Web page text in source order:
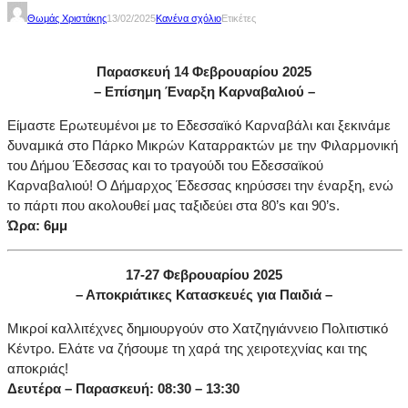
Θωμάς Χριστάκης13/02/2025Κανένα σχόλιοΕτικέτες
Παρασκευή 14 Φεβρουαρίου 2025
– Επίσημη Έναρξη Καρναβαλιού –
Είμαστε Ερωτευμένοι με το Εδεσσαϊκό Καρναβάλι και ξεκινάμε
δυναμικά στο Πάρκο Μικρών Καταρρακτών με την Φιλαρμονική
του Δήμου Έδεσσας και το τραγούδι του Εδεσσαϊκού
Καρναβαλιού! Ο Δήμαρχος Έδεσσας κηρύσσει την έναρξη, ενώ
το πάρτι που ακολουθεί μας ταξιδεύει στα 80’s και 90’s.
Ώρα: 6μμ
17-27 Φεβρουαρίου 2025
– Αποκριάτικες Κατασκευές για Παιδιά –
Μικροί καλλιτέχνες δημιουργούν στο Χατζηγιάννειο Πολιτιστικό
Κέντρο. Ελάτε να ζήσουμε τη χαρά της χειροτεχνίας και της
αποκριάς!
Δευτέρα – Παρασκευή: 08:30 – 13:30